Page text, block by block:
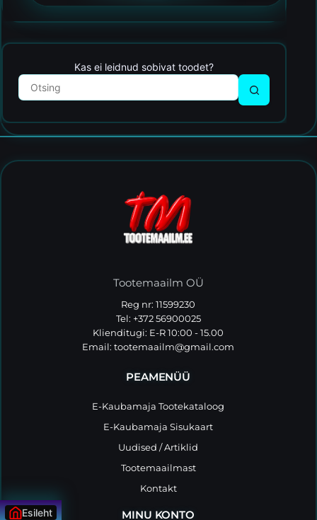
Kas ei leidnud sobivat toodet?
Tootemaailm OÜ
Reg nr: 11599230
Tel: +372 56900025
Klienditugi: E-R 10:00 - 15.00
Email:tootemaailm@gmail.com
PEAMENÜÜ
E-Kaubamaja Tootekataloog
E-Kaubamaja Sisukaart
Uudised / Artiklid
Tootemaailmast
Kontakt
MINU KONTO
Esileht